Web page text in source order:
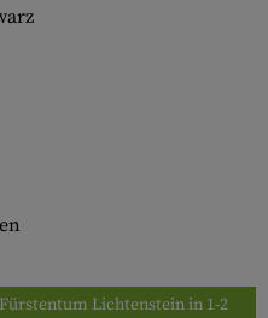
Lichtenstein in 1-2